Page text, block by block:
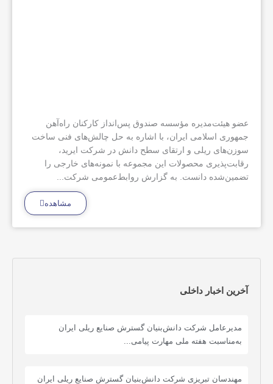
آخرین اخبار داخلی
مدیرعامل شرکت دانش‌بنیان گسترش صنایع ریلی ایران
به‌مناسبت هفته ملی مهارت پیامی...
مهندسان تبریزی شرکت دانش‌بنیان گسترش صنایع ریلی ایران
عضو هیئت‌مدیره مؤسسه صندوق پس‌انداز کارکنان راه‌آهن
جمهوری اسلامی ایران، با اشاره به حل چالش‌های فنی ساخت
سوزن‌های ریلی و ارتقای سطح دانش در شرکت ایرید،
رقابت‌پذیری محصولات این مجموعه با نمونه‌های خارجی را
تضمین‌شده دانست. به گزارش روابط‌عمومی شرکت...
مشاهده